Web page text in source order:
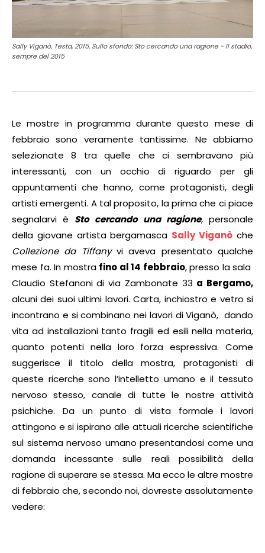
Sally Viganò, Testa, 2015. Sullo sfondo: Sto cercando una ragione - II stadio,
sempre del 2015
Le mostre in programma durante questo mese di
febbraio sono veramente tantissime. Ne abbiamo
selezionate 8 tra quelle che ci sembravano più
interessanti, con un occhio di riguardo per gli
appuntamenti che hanno, come protagonisti, degli
artisti emergenti. A tal proposito, la prima che ci piace
segnalarvi è Sto cercando una ragione, personale
della giovane artista bergamasca Sally Viganò che
Collezione da Tiffanyvi aveva presentato qualche
mese fa. In mostra fino al 14 febbraio, presso la sala
Claudio Stefanoni di via Zambonate 33 a Bergamo,
alcuni dei suoi ultimi lavori. Carta, inchiostro e vetro si
incontrano e si combinano nei lavori di Viganò, dando
vita ad installazioni tanto fragili ed esili nella materia,
quanto potenti nella loro forza espressiva. Come
suggerisce il titolo della mostra, protagonisti di
queste ricerche sono l’intelletto umano e il tessuto
nervoso stesso, canale di tutte le nostre attività
psichiche. Da un punto di vista formale i lavori
attingono e si ispirano alle attuali ricerche scientifiche
sul sistema nervoso umano presentandosi come una
domanda incessante sulle reali possibilità della
ragione di superare se stessa. Ma ecco le altre mostre
di febbraio che, secondo noi, dovreste assolutamente
vedere: